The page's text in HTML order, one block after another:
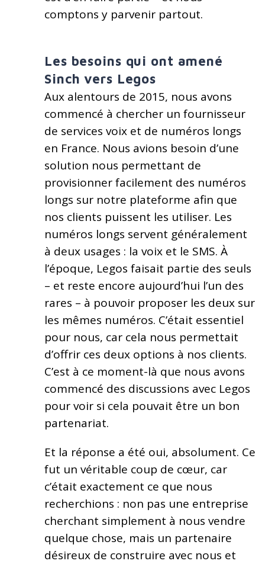
comptons y parvenir partout.
Les besoins qui ont amené
Sinch vers Legos
Aux alentours de 2015, nous avons
commencé à chercher un fournisseur
de services voix et de numéros longs
en France. Nous avions besoin d’une
solution nous permettant de
provisionner facilement des numéros
longs sur notre plateforme afin que
nos clients puissent les utiliser. Les
numéros longs servent généralement
à deux usages : la voix et le SMS. À
l’époque, Legos faisait partie des seuls
– et reste encore aujourd’hui l’un des
rares – à pouvoir proposer les deux sur
les mêmes numéros. C’était essentiel
pour nous, car cela nous permettait
d’offrir ces deux options à nos clients.
C’est à ce moment-là que nous avons
commencé des discussions avec Legos
pour voir si cela pouvait être un bon
partenariat.
Et la réponse a été oui, absolument. Ce
fut un véritable coup de cœur, car
c’était exactement ce que nous
recherchions : non pas une entreprise
cherchant simplement à nous vendre
quelque chose, mais un partenaire
désireux de construire avec nous et